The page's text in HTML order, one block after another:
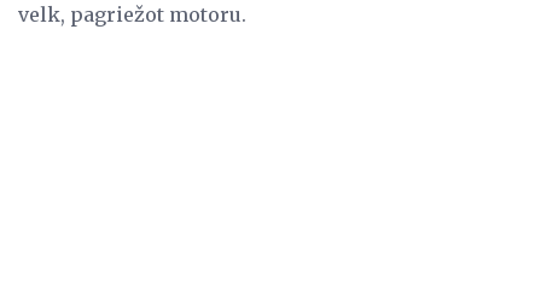
velk, pagriežot motoru.